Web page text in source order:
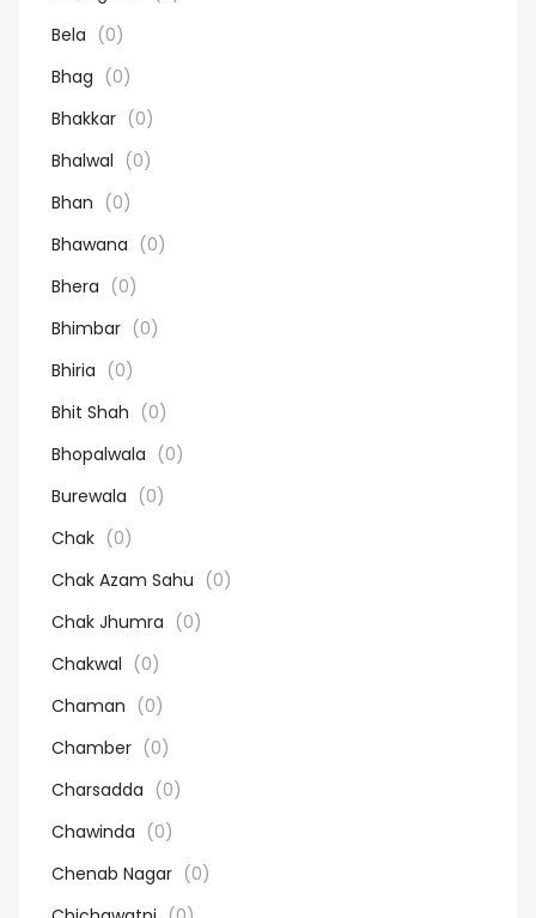
Bela (0)
Bhag (0)
Bhakkar (0)
Bhalwal (0)
Bhan (0)
Bhawana (0)
Bhera (0)
Bhimbar (0)
Bhiria (0)
Bhit Shah (0)
Bhopalwala (0)
Burewala (0)
Chak (0)
Chak Azam Sahu (0)
Chak Jhumra (0)
Chakwal (0)
Chaman (0)
Chamber (0)
Charsadda (0)
Chawinda (0)
Chenab Nagar (0)